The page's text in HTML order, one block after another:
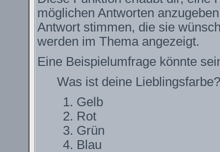
möglichen Antworten
Antwort stimmen, die sie
werden im Thema angezeigt.
Eine Beispielumfrage könnte
Was ist deine Lieblingsfarbe?
Gelb
Rot
Grün
Blau